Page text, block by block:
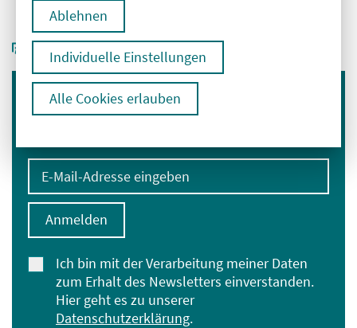
Ablehnen
Individuelle Einstellungen
Alle Cookies erlauben
Immer informiert bleiben
E-Mail-Adresse eingeben
Ich bin mit der Verarbeitung meiner Daten
zum Erhalt des Newsletters einverstanden.
Hier geht es zu unserer
Datenschutzerklärung.
Anmelden